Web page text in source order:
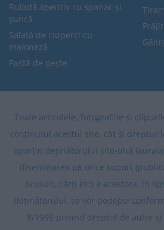
Ruladă aperitiv cu spanac și
șuncă
Salată de ciuperci cu
maioneză
Pastă de pește
Toate articolele, fotografiile și
conținutul acestui site, cât și
aparțin deținătorului site-ului
diseminarea pe orice suport
broșuri, cărți etc) a acestora, în
deținătorului, se vor pedepsi
8/1996 privind dreptul de autor